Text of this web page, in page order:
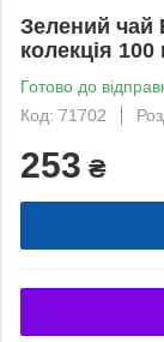
Зелений чай
колекція 100
Готово до
Код: 71702
253 ₴